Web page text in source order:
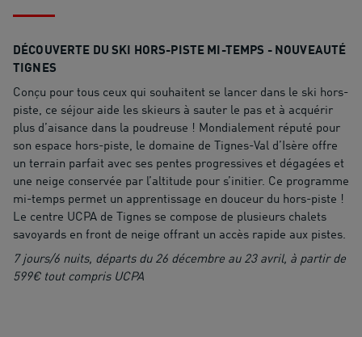
DÉCOUVERTE DU SKI HORS-PISTE MI-TEMPS - NOUVEAUTÉ
TIGNES
Conçu pour tous ceux qui souhaitent se lancer dans le ski hors-
piste, ce séjour aide les skieurs à sauter le pas et à acquérir
plus d’aisance dans la poudreuse ! Mondialement réputé pour
son espace hors-piste, le domaine de Tignes-Val d’Isère offre
un terrain parfait avec ses pentes progressives et dégagées et
une neige conservée par l’altitude pour s’initier. Ce programme
mi-temps permet un apprentissage en douceur du hors-piste !
Le centre UCPA de Tignes se compose de plusieurs chalets
savoyards en front de neige offrant un accès rapide aux pistes.
7 jours/6 nuits, départs du 26 décembre au 23 avril, à partir de
599€ tout compris UCPA